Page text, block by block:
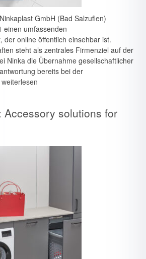
GmbH (Bad Salzuflen)
einen umfassenden
der online öffentlich einsehbar ist.
steht als zentrales Firmenziel auf der
Ninka die Übernahme gesellschaftlicher
bereits bei der
weiterlesen
Accessory solutions for